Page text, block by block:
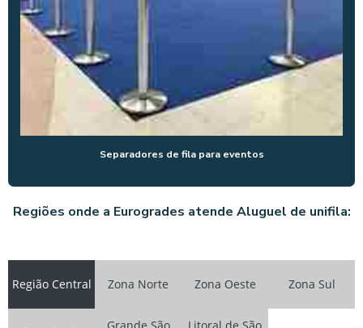
Separadores de fila para eventos
Regiões onde a Eurogrades atende Aluguel de unifila:
Região Central Zona Norte Zona Oeste Zona Sul